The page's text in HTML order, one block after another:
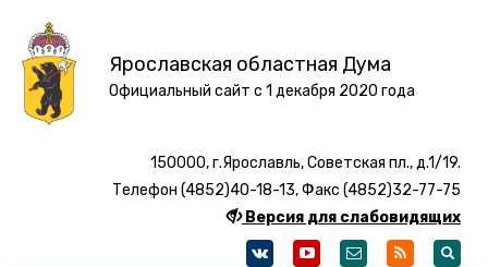
Ярославская областная Дума
Официальный сайт с 1 декабря 2020 года
150000, г.Ярославль, Советская пл., д.1/19.
Телефон (4852)40-18-13, Факс (4852)32-77-75
Версия для слабовидящих